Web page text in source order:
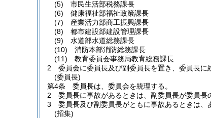
(5)
市民生活部税務課長
(6)
健康福祉部福祉政策課長
(7)
産業活力部商工振興課長
(8)
都市建設部建設管理課長
(9)
水道部水道総務課長
(10)
消防本部消防総務課長
(11)
教育委員会事務局教育総務課長
2
委員会に委員長及び副委員長を置き、委員長に
(委員長)
第4条
委員長は、委員会を統理する。
2
委員長に事故があるときは、副委員長が委員長
3
委員長及び副委員長がともに事故あるときは、
(招集)